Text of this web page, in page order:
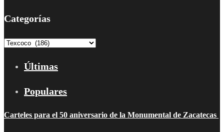
Categorías
Categorías
Últimas
Populares
Carteles para el 50 aniversario de la Monumental de Zacatecas